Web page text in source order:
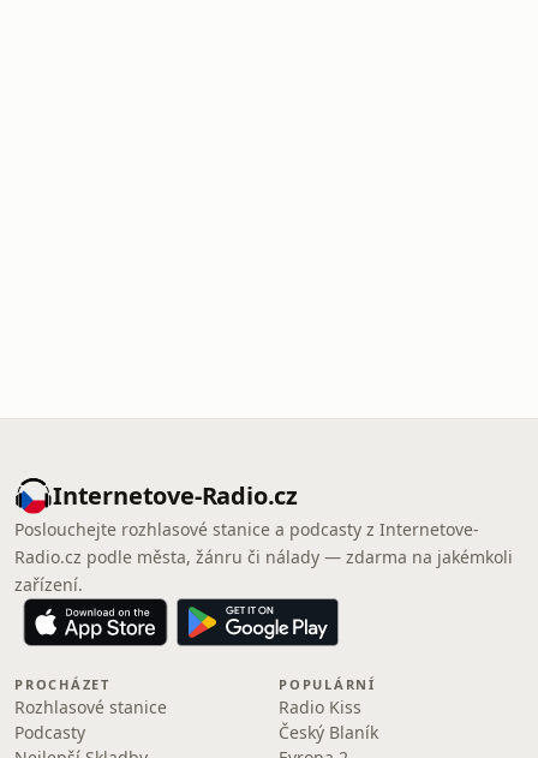
Internetove-Radio.cz
Poslouchejte rozhlasové stanice a podcasty z Internetove-
Radio.cz podle města, žánru či nálady — zdarma na jakémkoli
zařízení.
PROCHÁZET
Rozhlasové stanice
Podcasty
POPULÁRNÍ
Radio Kiss
Český Blaník